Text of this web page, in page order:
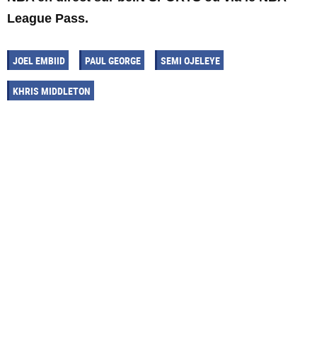
League Pass.
JOEL EMBIID PAUL GEORGE SEMI OJELEYE
KHRIS MIDDLETON